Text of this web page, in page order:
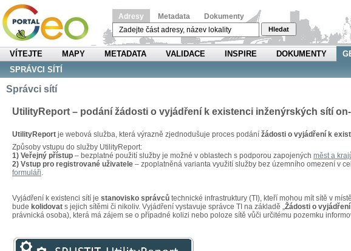
Adresy Metadata Dokumenty
Hledat
VÍTEJTE MAPY METADATA VALIDACE INSPIRE DOKUMENTY
SPRÁVCI SÍTÍ
Správci sítí
UtilityReport – podání žádosti o vyjádření k existenci inženýrských sítí
UtilityReport je webová služba, která výrazně zjednodušuje proces podání žádosti o vyjádření k
Způsoby vstupu do služby UtilityReport:
1) Veřejný přístup – bezplatné použití služby je možné v oblastech s podporou zapojených měst a
2) Vstup pro registrované uživatele – zpoplatněná varianta využití služby bez územního omezení v
formuláři.
Vyjádření k existenci sítí je stanovisko správců technické infrastruktury (TI), kteří mohou mít sítě v
bude kolidovat s jejich sítěmi či nikoliv. Vyjádření vystavuje správce TI na základě „Žádosti o
právnická osoba), která má zájem se o případné kolizi nebo poloze sítě vůči určitému pozemku